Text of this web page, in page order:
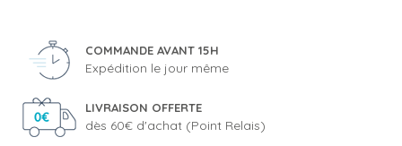
COMMANDE AVANT 15H
Expédition le jour même
LIVRAISON OFFERTE
dès 60€ d'achat (Point Relais)